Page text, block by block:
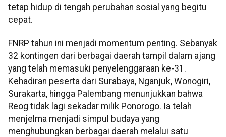
tetap hidup di tengah perubahan sosial yang begitu
cepat.
FNRP tahun ini menjadi momentum penting. Sebanyak
32 kontingen dari berbagai daerah tampil dalam ajang
yang telah memasuki penyelenggaraan ke-31.
Kehadiran peserta dari Surabaya, Nganjuk, Wonogiri,
Surakarta, hingga Palembang menunjukkan bahwa
Reog tidak lagi sekadar milik Ponorogo. Ia telah
menjelma menjadi simpul budaya yang
menghubungkan berbagai daerah melalui satu